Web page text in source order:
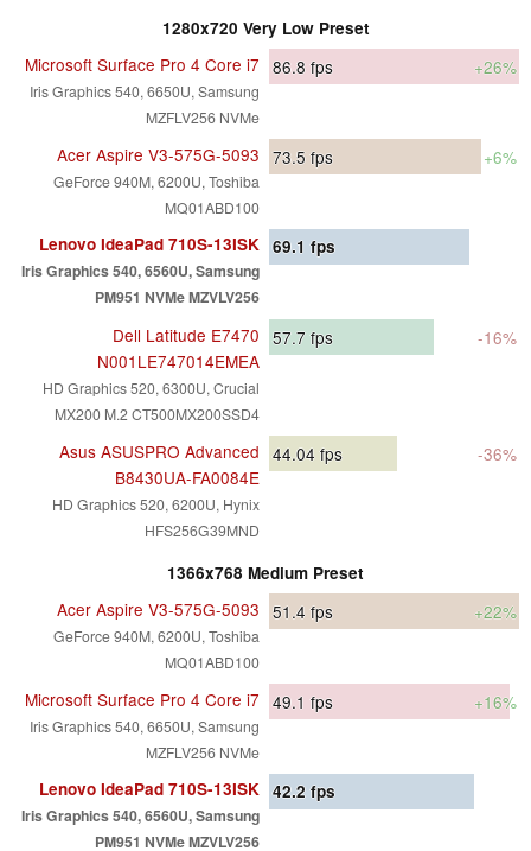
1280x720 Very Low Preset
Microsoft Surface Pro 4 Core i7
Iris Graphics 540, 6650U, Samsung
MZFLV256 NVMe
86.8 fps +26%
Acer Aspire V3-575G-5093
GeForce 940M, 6200U, Toshiba
MQ01ABD100
73.5fps +6%
Lenovo IdeaPad 710S-13ISK
Iris Graphics 540, 6560U, Samsung
PM951 NVMe MZVLV256
69.1 fps
Dell Latitude E7470
N001LE747014EMEA
HD Graphics 520, 6300U, Crucial
MX200 M.2 CT500MX200SSD4
57.7fps -16%
Asus ASUSPRO Advanced
B8430UA-FA0084E
HD Graphics 520, 6200U, Hynix
HFS256G39MND
44.04 fps -36%
1366x768 Medium Preset
Acer Aspire V3-575G-5093
GeForce 940M, 6200U, Toshiba
MQ01ABD100
51.4 fps +22%
Microsoft Surface Pro 4 Core i7
Iris Graphics 540, 6650U, Samsung
MZFLV256 NVMe
49.1 fps +16%
Lenovo IdeaPad 710S-13ISK
Iris Graphics 540, 6560U, Samsung
PM951 NVMe MZVLV256
42.2fps